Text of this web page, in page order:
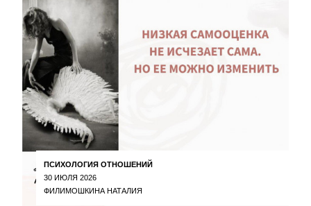
ПСИХОЛОГИЯ ОТНОШЕНИЙ
30 ИЮЛЯ 2026
ФИЛИМОШКИНА НАТАЛИЯ